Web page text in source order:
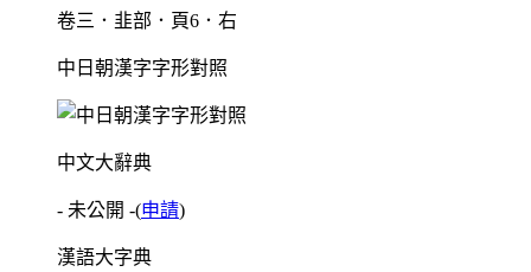
卷三．韭部．頁6．右
中日朝漢字字形對照
中文大辭典
- 未公開 -(申請)
漢語大字典